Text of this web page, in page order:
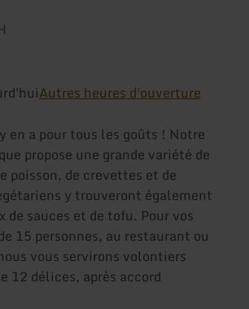
Autres heures d'ouverture
en a pour tous les goûts ! Notre
propose une grande variété de
poisson, de crevettes et de
y trouveront également
de sauces et de tofu. Pour vos
15 personnes, au restaurant ou
vous servirons volontiers
12 délices, après accord